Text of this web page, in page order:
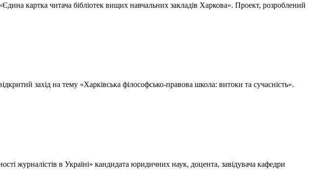
картка читача бібліотек вищих навчальних закладів Харкова». Проект, розроблений
захід на тему «Харківська філософсько-правова школа: витоки та сучасність».
журналістів в Україні» кандидата юридичних наук, доцента, завідувача кафедри